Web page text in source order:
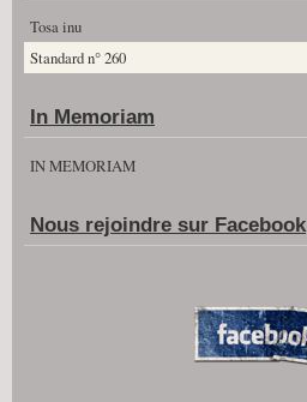
Tosa inu
Standard n° 260
In Memoriam
IN MEMORIAM
Nous rejoindre sur Facebook